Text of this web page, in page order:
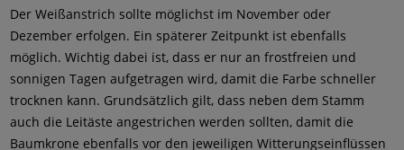
Der Weißanstrich sollte möglichst im November oder
Dezember erfolgen. Ein späterer Zeitpunkt ist ebenfalls
möglich. Wichtig dabei ist, dass er nur an frostfreien und
sonnigen Tagen aufgetragen wird, damit die Farbe schneller
trocknen kann. Grundsätzlich gilt, dass neben dem Stamm
auch die Leitäste angestrichen werden sollten, damit die
Baumkrone ebenfalls vor den jeweiligen Witterungseinflüssen